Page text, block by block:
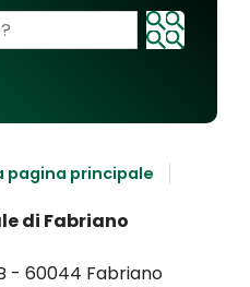
Romualdo
pagina principale
di Fabriano
- 60044 Fabriano